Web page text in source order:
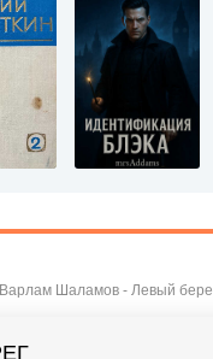
Шаламов - Левый